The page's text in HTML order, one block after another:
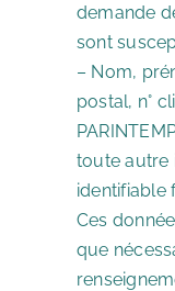
demande
sont
– Nom,
postal, n°
toute autre
identifiable
Ces
que